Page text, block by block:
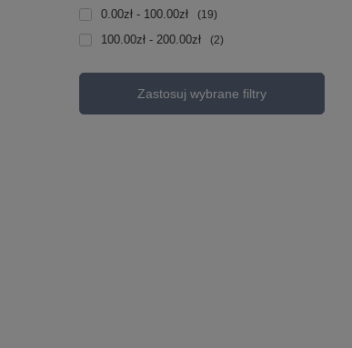
0.00zł - 100.00zł 19
100.00zł - 200.00zł 2
Zastosuj wybrane filtry